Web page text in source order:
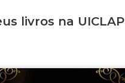
livros na UICLAP